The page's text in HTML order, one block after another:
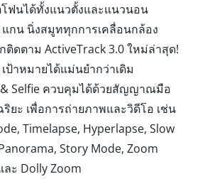
ฟนได้ทั้งแนวตั้งและแนวนอน
กน นิ่งสมูททุกการเคลื่อนกล้อง
ติดตาม ActiveTrack 3.0 ใหม่ล่าสุด!
ป้าหมายได้แม่นยำกว่าเดิม
Selfie ควบคุมได้ด้วยสัญญาณมือ
ยะ เพื่อการถ่ายภาพและวิดีโอ เช่น
Timelapse, Hyperlapse, Slow
Story Mode, Zoom
ะ Dolly Zoom